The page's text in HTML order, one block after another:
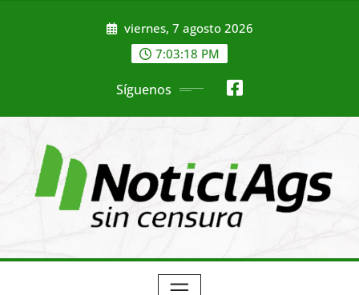
viernes, 7 agosto 2026
7:03:20 PM
Síguenos